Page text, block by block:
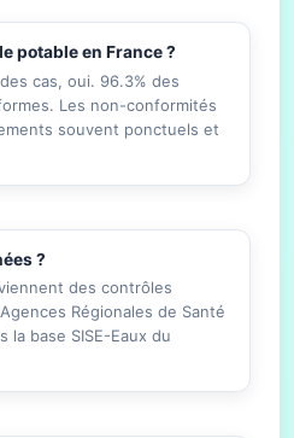
potable en France ?
cas, oui. 96.3% des
Les non-conformités
souvent ponctuels et
?
des contrôles
Régionales de Santé
la base SISE-Eaux du